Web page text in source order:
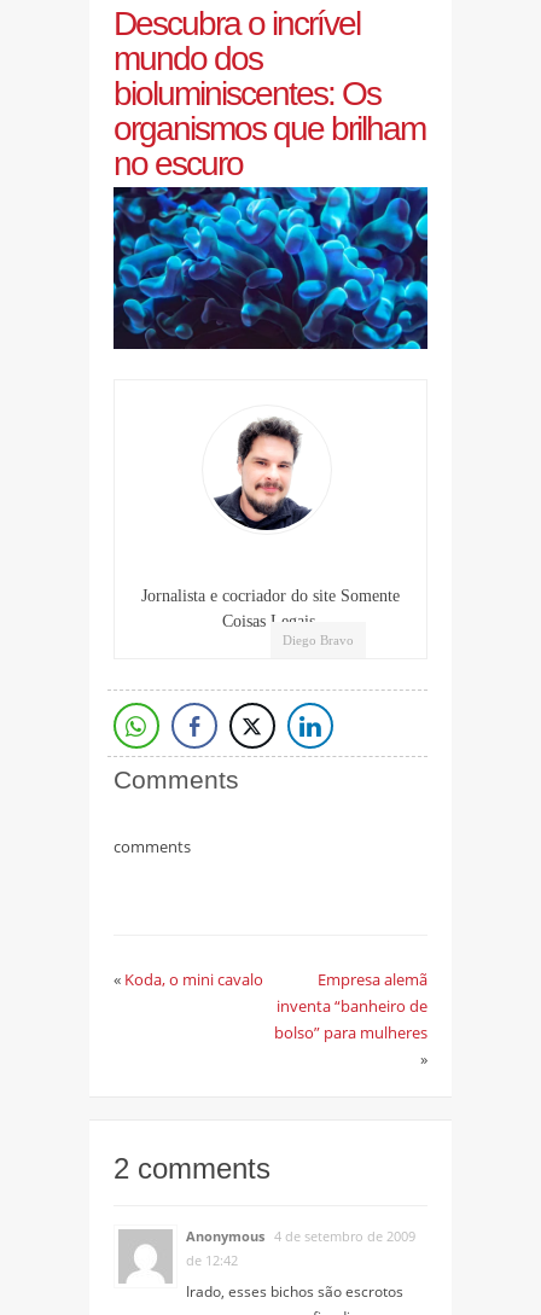
Descubra o incrível
mundo dos
bioluminiscentes: Os
organismos que brilham
no escuro
Diego Bravo
Jornalista e cocriador do site Somente
Coisas Legais.
Comments
comments
« Koda, o mini cavalo
Empresa alemã
inventa “banheiro de
bolso” para mulheres
»
2 comments
Anonymous 4 de setembro de 2009
de 12:42
Irado, esses bichos são escrotos